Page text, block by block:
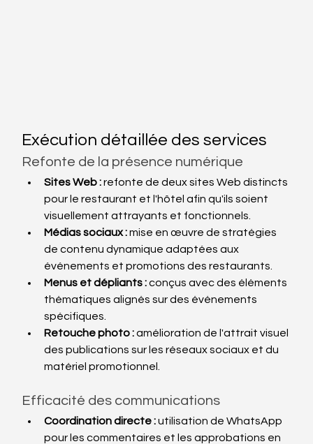
Exécution détaillée des services
Refonte de la présence numérique
Sites Web : refonte de deux sites Web distincts
pour le restaurant et l'hôtel afin qu'ils soient
visuellement attrayants et fonctionnels.
Médias sociaux : mise en œuvre de stratégies
de contenu dynamique adaptées aux
événements et promotions des restaurants.
Menus et dépliants : conçus avec des éléments
thématiques alignés sur des événements
spécifiques.
Retouche photo : amélioration de l'attrait visuel
des publications sur les réseaux sociaux et du
matériel promotionnel.
Efficacité des communications
Coordination directe : utilisation de WhatsApp
pour les commentaires et les approbations en